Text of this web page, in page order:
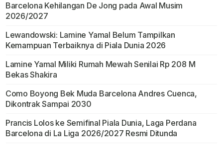
Barcelona Kehilangan De Jong pada Awal Musim
2026/2027
Lewandowski: Lamine Yamal Belum Tampilkan
Kemampuan Terbaiknya di Piala Dunia 2026
Lamine Yamal Miliki Rumah Mewah Senilai Rp 208 M
Bekas Shakira
Como Boyong Bek Muda Barcelona Andres Cuenca,
Dikontrak Sampai 2030
Prancis Lolos ke Semifinal Piala Dunia, Laga Perdana
Barcelona di La Liga 2026/2027 Resmi Ditunda